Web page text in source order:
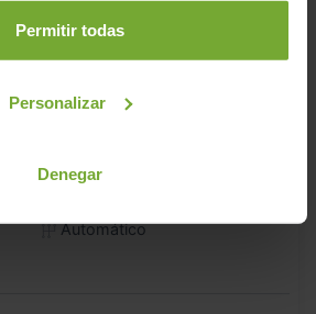
Permitir todas
Personalizar
Denegar
QUATTRO ULTRA
Automático